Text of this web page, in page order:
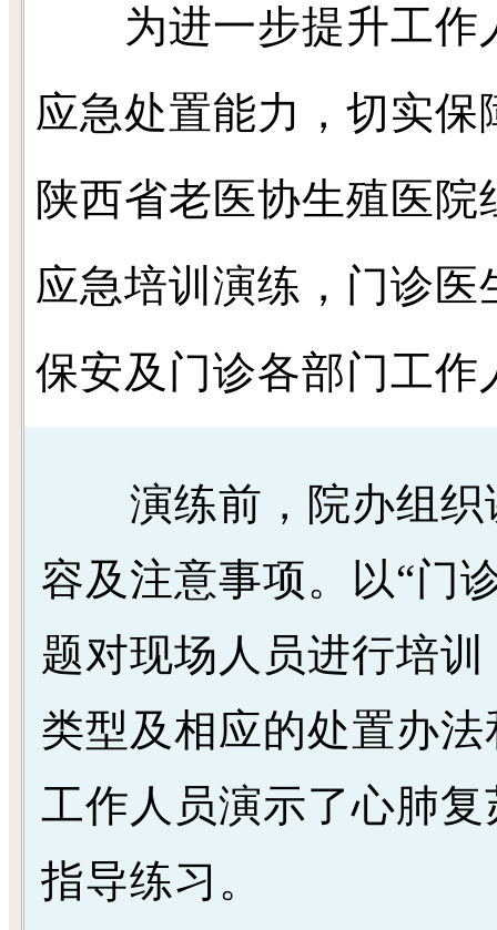
为进一步提升工作
应急处置能力，切实
陕西省老医协生殖医
应急培训演练，门诊
保安及门诊各部门工作
演练前，院办组织
容及注意事项。以“门
题对现场人员进行培
类型及相应的处置办
工作人员演示了心肺
指导练习。